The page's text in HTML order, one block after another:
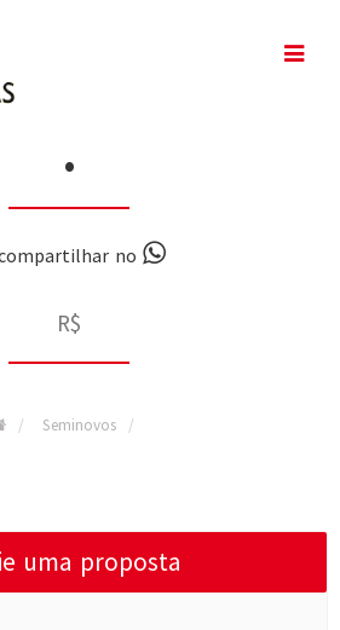
•
no
R$
Seminovos
uma proposta